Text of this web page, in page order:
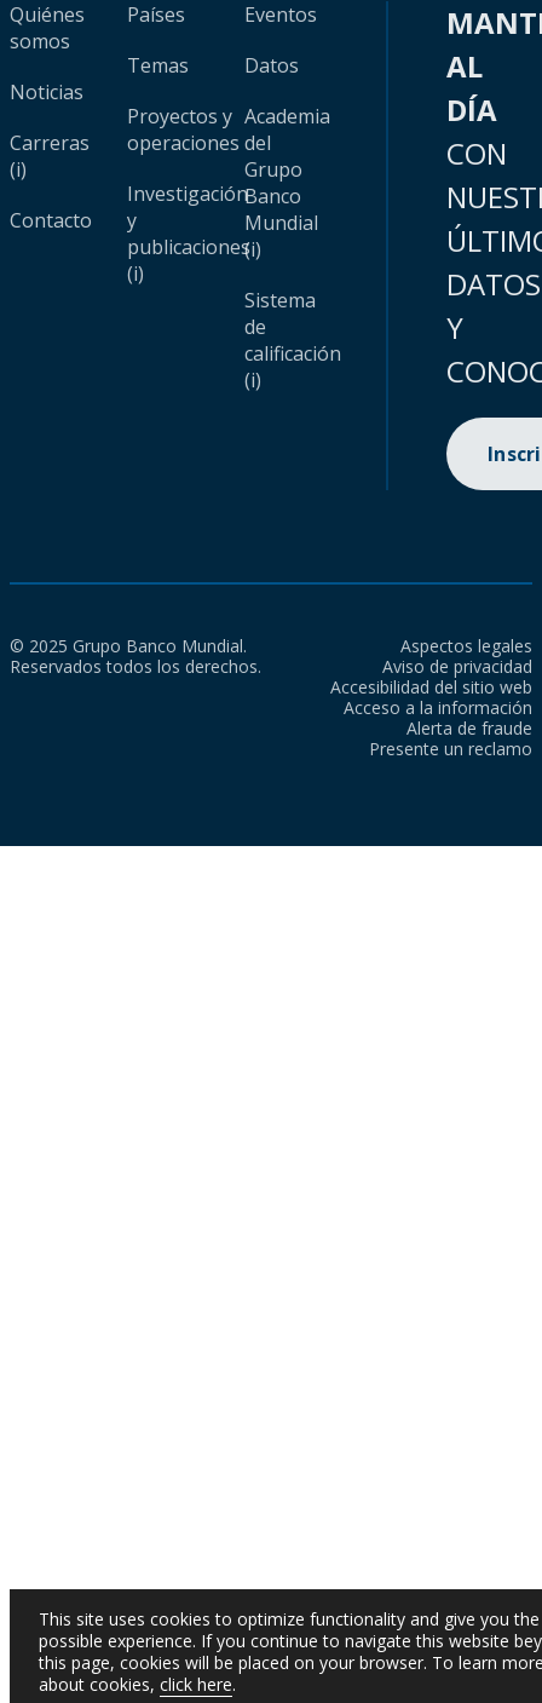
Quiénes
somos
Noticias
Carreras
(i)
Contacto
Países
Temas
Proyectos y
operaciones
Investigación
y
publicaciones
(i)
Eventos
Datos
Academia
del
Grupo
Banco
Mundial
(i)
Sistema
de
calificación
(i)
AL
DÍA
CON
DATOS
Y
© 2025 Grupo Banco Mundial.
Reservados todos los derechos.
Aspectos legales
Aviso de privacidad
Accesibilidad del sitio web
Acceso a la información
Alerta de fraude
Presente un reclamo
This site uses cookies to optimize functionality and give you
possible experience. If you continue to navigate this website
this page, cookies will be placed on your browser. To learn
about cookies, click here.